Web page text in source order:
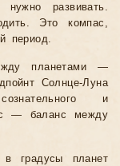
развивать.
Это компас,
период.
планетами —
Солнце-Луна
и
— баланс между
в градусы планет